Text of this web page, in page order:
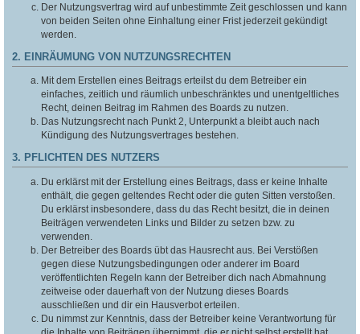
Der Nutzungsvertrag wird auf unbestimmte Zeit geschlossen und kann
von beiden Seiten ohne Einhaltung einer Frist jederzeit gekündigt
werden.
2. EINRÄUMUNG VON NUTZUNGSRECHTEN
Mit dem Erstellen eines Beitrags erteilst du dem Betreiber ein
einfaches, zeitlich und räumlich unbeschränktes und unentgeltliches
Recht, deinen Beitrag im Rahmen des Boards zu nutzen.
Das Nutzungsrecht nach Punkt 2, Unterpunkt a bleibt auch nach
Kündigung des Nutzungsvertrages bestehen.
3. PFLICHTEN DES NUTZERS
Du erklärst mit der Erstellung eines Beitrags, dass er keine Inhalte
enthält, die gegen geltendes Recht oder die guten Sitten verstoßen.
Du erklärst insbesondere, dass du das Recht besitzt, die in deinen
Beiträgen verwendeten Links und Bilder zu setzen bzw. zu
verwenden.
Der Betreiber des Boards übt das Hausrecht aus. Bei Verstößen
gegen diese Nutzungsbedingungen oder anderer im Board
veröffentlichten Regeln kann der Betreiber dich nach Abmahnung
zeitweise oder dauerhaft von der Nutzung dieses Boards
ausschließen und dir ein Hausverbot erteilen.
Du nimmst zur Kenntnis, dass der Betreiber keine Verantwortung für